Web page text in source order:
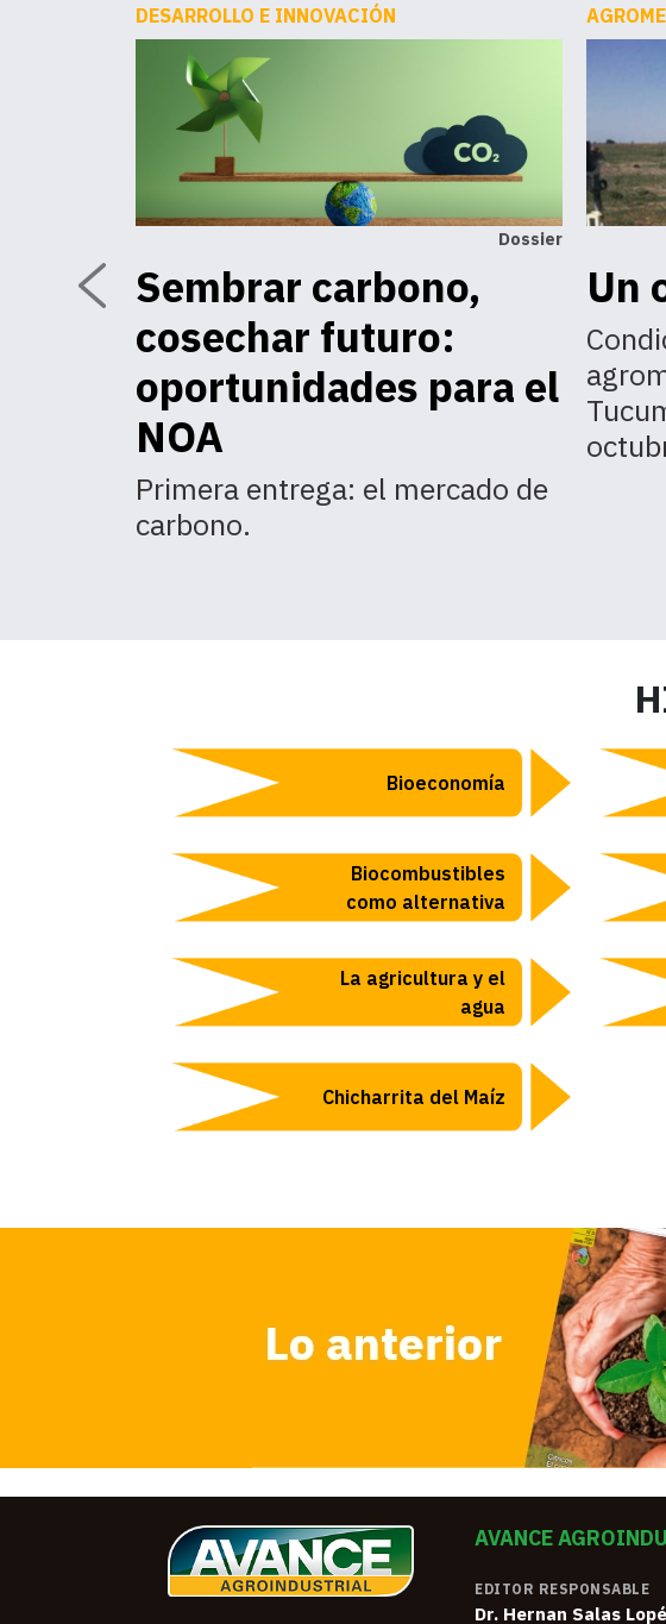
DESARROLLO E INNOVACIÓN
Dossier
Sembrar carbono,
cosechar futuro:
oportunidades para el
NOA
Primera entrega: el mercado de
carbono.
Un
Bioeconomía
Biocombustibles
como alternativa
La agricultura y el
agua
Chicharrita del Maíz
AVANCE
EDITOR RESPONSABLE
Dr. Hernan Salas